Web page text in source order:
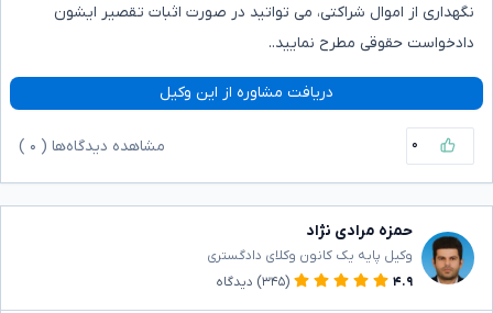
نگهداری از اموال شراکتی، می تواتید در صورت اثبات تقصیر ایشون
دادخواست حقوقی مطرح نمایید..
دریافت مشاوره از این وکیل
۰ مشاهده دیدگاه‌ها ( ۰
حمزه مرادی نژاد
وکیل پایه یک کانون وکلای دادگستری
۴.۹
(۳۴۵) دیدگاه